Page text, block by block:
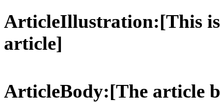
ArticleIllustration:[This
article]
ArticleBody:[The article